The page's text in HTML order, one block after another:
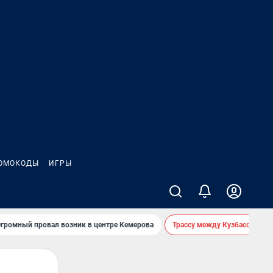
ИГРЫ
провал возник в центре Кемерова Трассу между Кузбассом и